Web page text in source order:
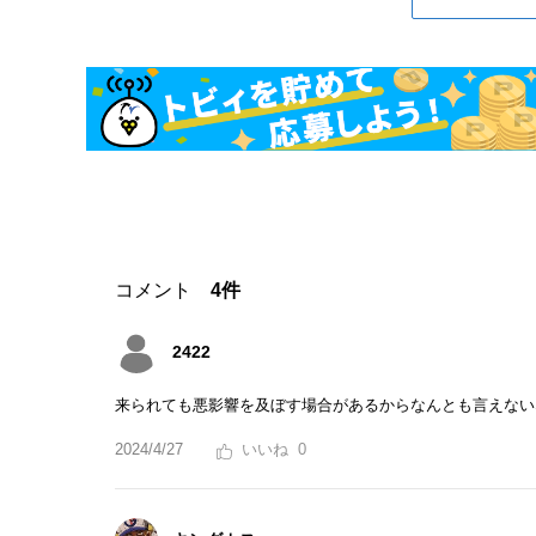
コメント 4件
2422
来られても悪影響を及ぼす場合があるからなんとも言えな
2024/4/27 0